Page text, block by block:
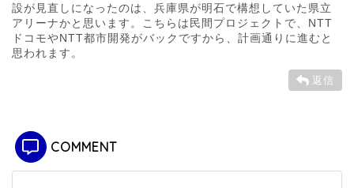
設が見直しになったのは、兵庫県が明石で構想していた県立
アリーナかと思います。こちらは民間プロジェクトで、NTT
ドコモやNTT都市開発がバックですから、計画通りに進むと
思われます。
返信
COMMENT